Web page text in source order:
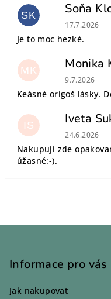
SK Soňa
Hodnocení
17.7.2026
Je to moc hezké.
MK Monika
Hodnocení
9.7.2026
Keásné origoš lásky.
IS Iveta
Hodnocení
24.6.2026
Nakupuji zde
úžasné:-).
Informace pro vás
Jak nakupovat